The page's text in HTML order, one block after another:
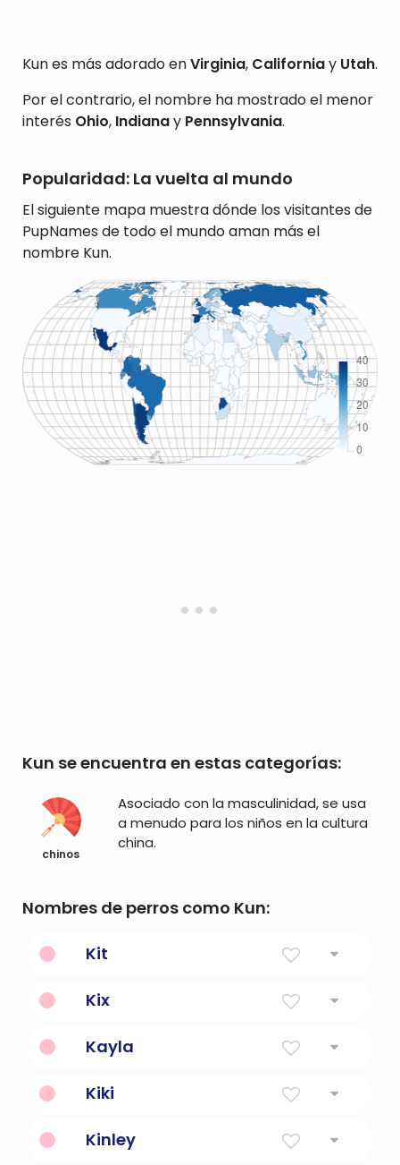
Kun es más adorado enVirginia, Californiay Utah.
Por el contrario, el nombre ha mostrado el menor
interés Ohio, Indianay Pennsylvania.
Popularidad: La vuelta al mundo
El siguiente mapa muestra dónde los visitantes de
PupNames de todo el mundo aman más el
nombre Kun.
Kun se encuentra en estas categorías:
chinos
Asociado con la masculinidad, se usa
a menudo para los niños en la cultura
china.
Nombres de perros como Kun:
Kit
Kix
Kayla
Kiki
con K
Kinley